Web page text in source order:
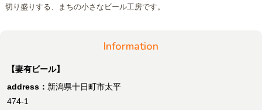
切り盛りする、まちの小さなビール工房です。
Information
【妻有ビール】
address： 新潟県十日町市太平
474-1